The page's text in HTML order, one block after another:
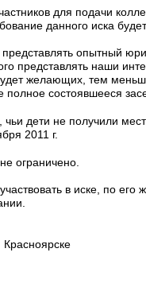
для подачи
данного иска
опытный
представлять наши
желающих, тем
полное состоявшееся
дети не получили
2011 г.
ограничено.
в иске, по